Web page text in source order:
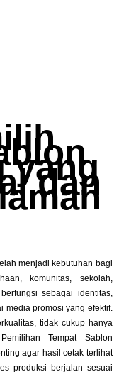
yang
dan
menjadi kebutuhan bagi
komunitas, sekolah,
sebagai identitas,
media promosi yang efektif.
tidak cukup hanya
Tempat Sablon
agar hasil cetak terlihat
produksi berjalan sesuai